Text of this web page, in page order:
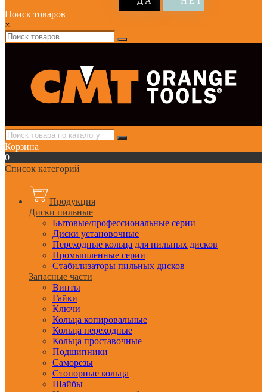
Поиск товаров
×
Корзина
0
Список категорий
Продукция
Диски пильные
Бытовые/профессиональные серии
Диски установочные
Переходные кольца для пильных дисков
Промышленные серии
Стабилизаторы пильных дисков
Запасные части
Винты
Гайки
Ключи
Кольца копировальные
Кольца переходные
Кольца проставочные
Подшипники
Саморезы
Стопорные кольца
Шайбы